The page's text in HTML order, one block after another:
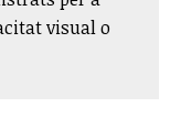
visual o